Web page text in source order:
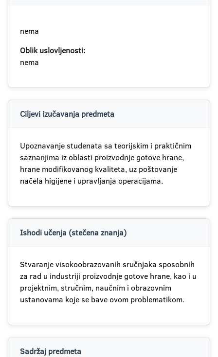
nema
Oblik uslovljenosti:
nema
Ciljevi izučavanja predmeta
Upoznavanje studenata sa teorijskim i praktičnim
saznanjima iz oblasti proizvodnje gotove hrane,
hrane modifikovanog kvaliteta, uz poštovanje
načela higijene i upravljanja operacijama.
Ishodi učenja (stečena znanja)
Stvaranje visokoobrazovanih sručnjaka sposobnih
za rad u industriji proizvodnje gotove hrane, kao i u
projektnim, stručnim, naučnim i obrazovnim
ustanovama koje se bave ovom problematikom.
Sadržaj predmeta